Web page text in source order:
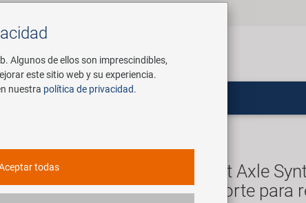
Buscar
Servicio
para remolque
M-WAVE Stalwart Axle
pasante con soporte para
Algunos de ellos son imprescindibles,
este sitio web y su experiencia.
nuestra política de privacidad.
todas